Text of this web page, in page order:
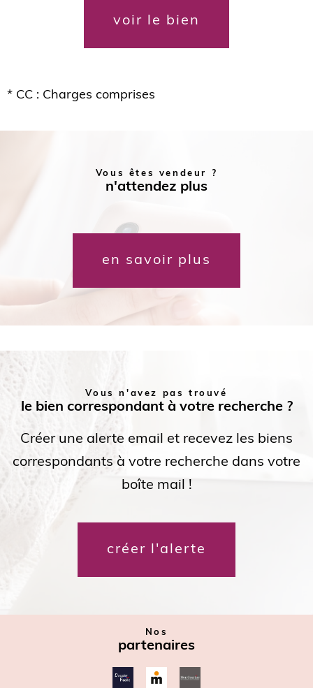
voir le bien
* CC : Charges comprises
Vous êtes vendeur ?
n'attendez plus
en savoir plus
Vous n'avez pas trouvé
le bien correspondant à votre recherche ?
Créer une alerte email et recevez les biens
correspondants à votre recherche dans votre
boîte mail !
créer l'alerte
Nos
partenaires